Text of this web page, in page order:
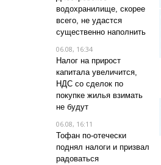
водохранилище, скорее
всего, не удастся
существенно наполнить
06.08, 16:34
Налог на прирост
капитала увеличится,
НДС со сделок по
покупке жилья взимать
не будут
06.08, 16:11
Тофан по-отечески
поднял налоги и призвал
радоваться